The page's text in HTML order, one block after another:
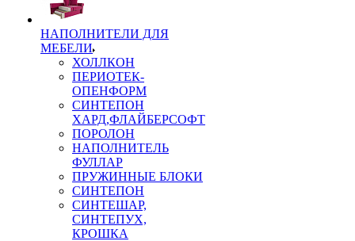
НАПОЛНИТЕЛИ ДЛЯ
МЕБЕЛИ
ХОЛЛКОН
ПЕРИОТЕК-
ОПЕНФОРМ
СИНТЕПОН
ХАРД,ФЛАЙБЕРСОФТ
ПОРОЛОН
НАПОЛНИТЕЛЬ
ФУЛЛАР
ПРУЖИННЫЕ БЛОКИ
СИНТЕПОН
СИНТЕШАР,
СИНТЕПУХ,
КРОШКА